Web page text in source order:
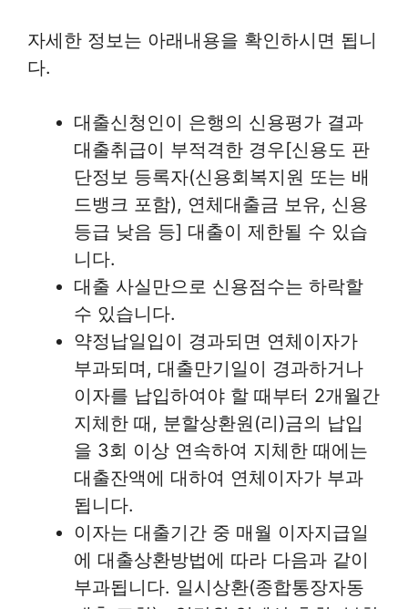
자세한 정보는 아래내용을 확인하시면 됩니
다.
대출신청인이 은행의 신용평가 결과
대출취급이 부적격한 경우[신용도 판
단정보 등록자(신용회복지원 또는 배
드뱅크 포함), 연체대출금 보유, 신용
등급 낮음 등] 대출이 제한될 수 있습
니다.
대출 사실만으로 신용점수는 하락할
수 있습니다.
약정납일입이 경과되면 연체이자가
부과되며, 대출만기일이 경과하거나
이자를 납입하여야 할 때부터 2개월간
지체한 때, 분할상환원(리)금의 납입
을 3회 이상 연속하여 지체한 때에는
대출잔액에 대하여 연체이자가 부과
됩니다.
이자는 대출기간 중 매월 이자지급일
에 대출상환방법에 따라 다음과 같이
부과됩니다. 일시상환(종합통장자동